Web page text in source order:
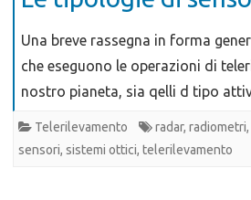
Una breve rassegna in forma
che eseguono le operazioni di
nostro pianeta, sia qelli d tipo
Telerilevamento radar, radiometri,
sensori, sistemi ottici, telerilevamento